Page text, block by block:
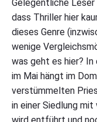
Gelegentliche Leser
dass Thriller hier
dieses Genre
wenige
was geht es hier?
im Mai hängt im
verstümmelten
in einer Siedlung